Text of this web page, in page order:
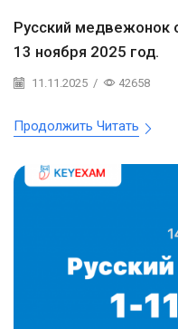
Русский медвежонок
13 ноября 2025 год.
11.11.2025 / 42658
Продолжить Читать